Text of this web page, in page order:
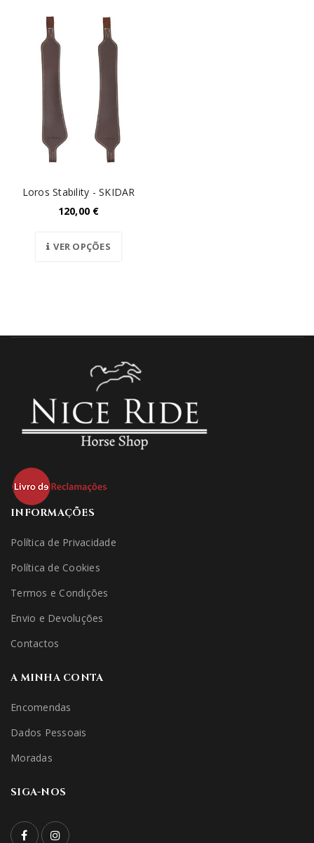
Loros Stability - SKIDAR
120,00 €
VER OPÇÕES
INFORMAÇÕES
Política de Privacidade
Política de Cookies
Termos e Condições
Envio e Devoluções
Contactos
A MINHA CONTA
Encomendas
Dados Pessoais
Moradas
SIGA-NOS